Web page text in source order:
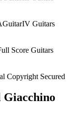
Copyright Secured
Giacchino